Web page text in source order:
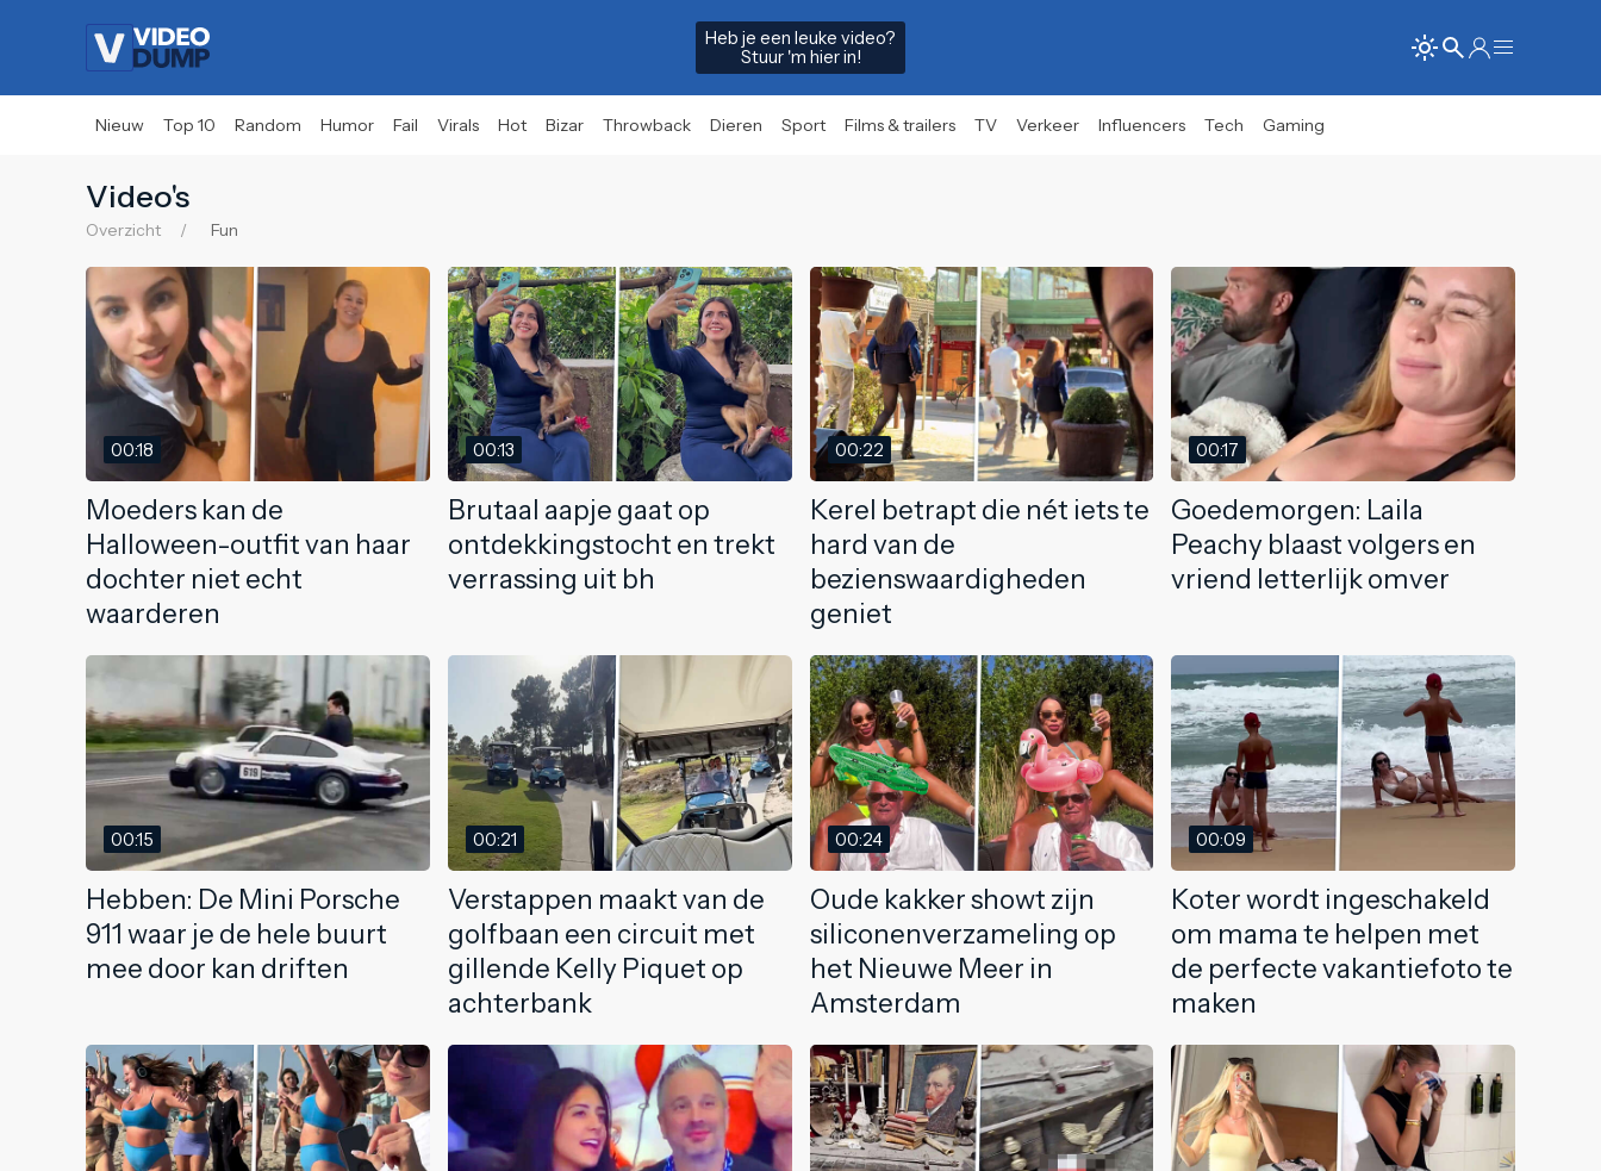
Heb je een leuke video?
Stuur 'm hier in!
Nieuw Top 10 Random Humor Fail Virals Hot Bizar Throwback Dieren Sport Films & trailers TV Verkeer Influencers Tech Gaming
Video's
Overzicht Fun
00:18
Moeders kan de
Halloween-outfit van haar
dochter niet echt
waarderen
00:13
Brutaal aapje gaat op
ontdekkingstocht en trekt
verrassing uit bh
00:22
Kerel betrapt die nét iets te
hard van de
bezienswaardigheden
geniet
00:17
Goedemorgen: Laila
Peachy blaast volgers en
vriend letterlijk omver
00:15
Hebben: De Mini Porsche
911 waar je de hele buurt
mee door kan driften
00:21
Verstappen maakt van de
golfbaan een circuit met
gillende Kelly Piquet op
achterbank
00:24
Oude kakker showt zijn
siliconenverzameling op
het Nieuwe Meer in
Amsterdam
00:09
Koter wordt ingeschakeld
om mama te helpen met
de perfecte vakantiefoto te
maken